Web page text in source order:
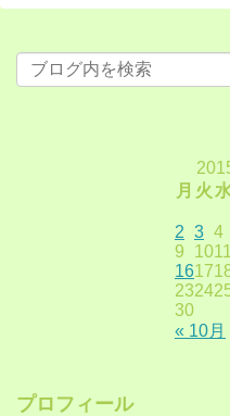
月 火
« 10月
2 3 4
9
1011
1617
2324
30
プロフィール